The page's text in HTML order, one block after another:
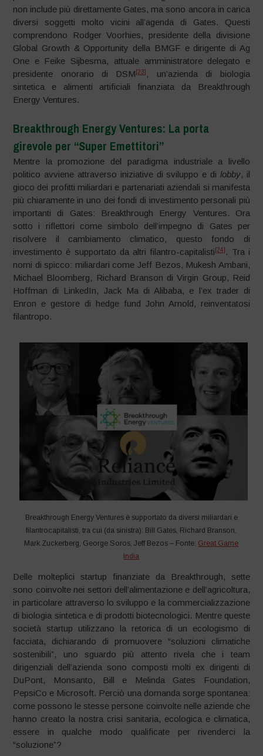
non include più direttamente Gates, ma sono ancora in carica
diversi soggetti molto vicini all’agenda di Gates. Questi
comprendono Rodger Voorhies, presidente della divisione
Global Growth & Opportunity della BMGF e dirigente di Ag
One e Feike Sijbesma, attuale amministratore delegato e
presidente onorario di DSM [23] , un’azienda di biologia
sintetica e alimenti artificiali finanziata da Breakthrough
Energy Ventures.
Breakthrough Energy Ventures: La porta
girevole per “Super Emettitori”
Mentre la promozione del paradigma industriale a livello
politico avviene attraverso iniziative di sviluppo e dilobby, il
gioco dei profitti miliardari e partenariati aziendali si manifesta
più chiaramente in uno dei fondi di investimento personali più
importanti di Gates: Breakthrough Energy Ventures. Ora
sotto i riflettori come simbolo dell’impegno di Gates per
risolvere il cambiamento climatico, questo fondo di
investimento è supportato da altri filantro-capitalisti [24] . Tra i
nomi di spicco: miliardari come Jeff Bezos, Mukesh Ambani,
Michael Bloomberg, Richard Branson di Virgin Group, Reid
Hoffman di LinkedIn, Jack Ma di Alibaba, e l’ex trader di
Enron e gestore di hedge fund John Arnold, reinventatosi
filantropo.
Breakthrough Energy Ventures è supportato da diversi miliardari e
filantrocapitalisti, tra cui (da sinistra): Bill Gates, Richard Branson,
Mark Zuckerberg, George Soros, Jeff Bezos – Fonte: Great Game
India
Delle molteplici startup finanziate da Breakthrough, sette
sono coinvolte nei settori dell’alimentazione e dell’agricoltura,
in particolare attraverso lo sviluppo e la commercializzazione
di biologia sintetica e di prodotti biotecnologici. Mentre queste
società startup utilizzano la retorica di un ecologismo di
facciata, dichiarando di promuovere “soluzioni climatiche
sostenibili”, uno sguardo più attento rivela che i team
dirigenziali dell’azienda sono composti molti ex dirigenti di
DuPont, Monsanto, Bill e Melinda Gates Foundation,
PepsiCo e Microsoft. Perciò una domanda sorge spontanea:
come possono le stesse persone coinvolte nelle aziende che
hanno creato la nostra crisi sanitaria, ecologica e climatica,
essere in qualche modo qualificate per rivenderci la
“soluzione”?